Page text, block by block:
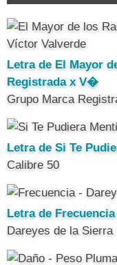
Letra de El Mayor
Registrada x V�
Grupo Marca
Letra de Si Te
Calibre 50
Letra de
Dareyes de la Sierra